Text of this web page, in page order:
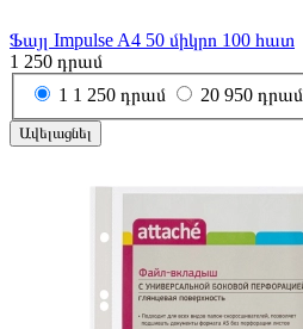
Ֆայլ Impulse A4 50 միկրո 100 հատ
1 250 դրամ
1 1 250 դրամ 20 950 դրամ
Ավելացնել